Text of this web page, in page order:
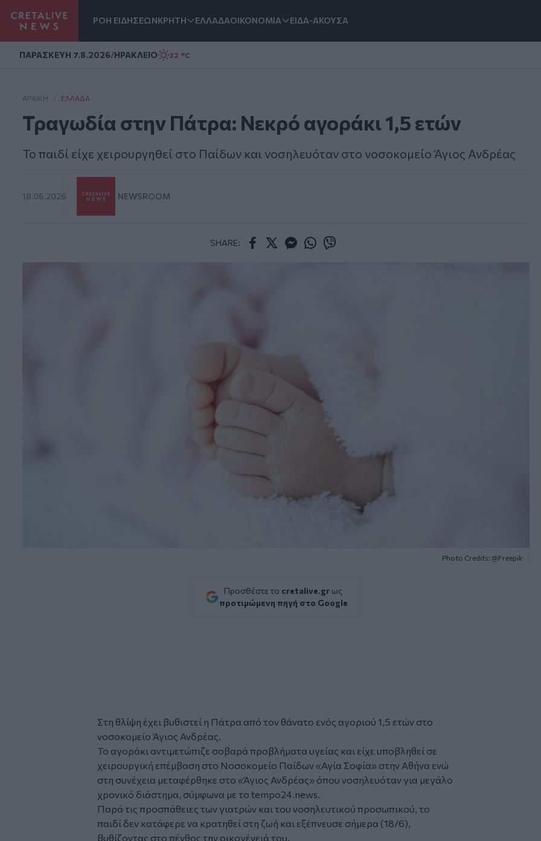
ΡΟΗ ΕΙΔΗΣΕΩΝΚΡΗΤΗ ΕΛΛΑΔΑΟΙΚΟΝΟΜΙΑ ΕΙΔΑ-ΑΚΟΥΣΑ
ΠΑΡΑΣΚΕΥΗ 7.8.2026/ΗΡΑΚΛΕΙΟ 32 °C
ΑΡΧΙΚΗ / ΕΛΛΆΔΑ
Τραγωδία στην Πάτρα: Νεκρό αγοράκι 1,5 ετών
Το παιδί είχε χειρουργηθεί στο Παίδων και νοσηλευόταν στο νοσοκομείο Άγιος Ανδρέας
18.06.2026 NEWSROOM
SHARE:
Photo Credits: @Freepik
Προσθέστε το cretalive.gr ως
προτιμώμενη πηγή στο Google
Στη θλίψη έχει βυθιστεί η Πάτρα από τον θάνατο ενός αγοριού 1,5 ετών στο
νοσοκομείο Άγιος Ανδρέας.
Το αγοράκι αντιμετώπιζε σοβαρά προβλήματα υγείας και είχε υποβληθεί σε
χειρουργική επέμβαση στο Νοσοκομείο Παίδων «Αγία Σοφία» στην Αθήνα ενώ
στη συνέχεια μεταφέρθηκε στο «Άγιος Ανδρέας» όπου νοσηλευόταν για μεγάλο
χρονικό διάστημα, σύμφωνα με το tempo24.news.
Παρά τις προσπάθειες των γιατρών και του νοσηλευτικού προσωπικού, το
παιδί δεν κατάφερε να κρατηθεί στη ζωή και εξέπνευσε σήμερα (18/6),
βυθίζοντας στο πένθος την οικογένειά του.